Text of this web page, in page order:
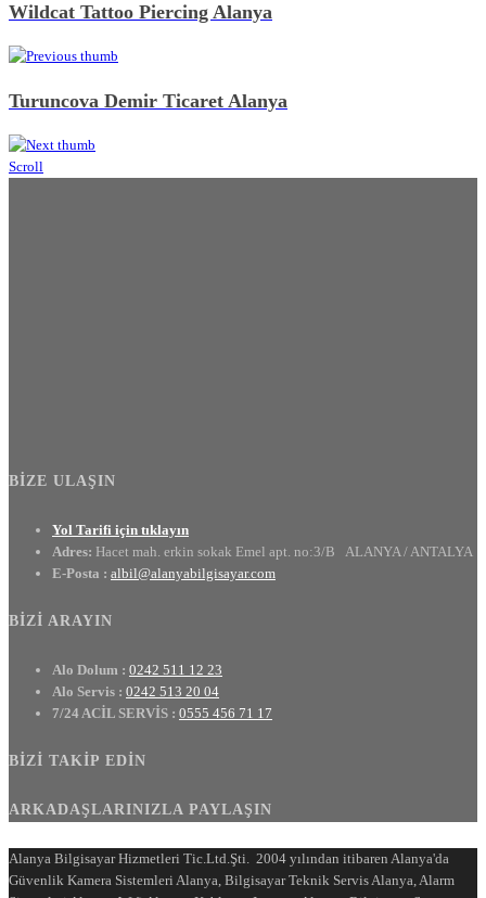
Wildcat Tattoo Piercing Alanya
Turuncova Demir Ticaret Alanya
Scroll
BIZE ULAŞIN
Yol Tarifi için tıklayın
Adres: Hacet mah. erkin sokak Emel apt. no:3/B ALANYA / ANTALYA
E-Posta : albil@alanyabilgisayar.com
BIZI ARAYIN
Alo Dolum : 0242 511 12 23
Alo Servis : 0242 513 20 04
7/24 ACİL SERVİS : 0555 456 71 17
BIZI TAKIP EDIN
ARKADAŞLARINIZLA PAYLAŞIN
Alanya Bilgisayar Hizmetleri Tic.Ltd.Şti. 2004 yılından itibaren Alanya'da
Güvenlik Kamera Sistemleri Alanya, Bilgisayar Teknik Servis Alanya, Alarm